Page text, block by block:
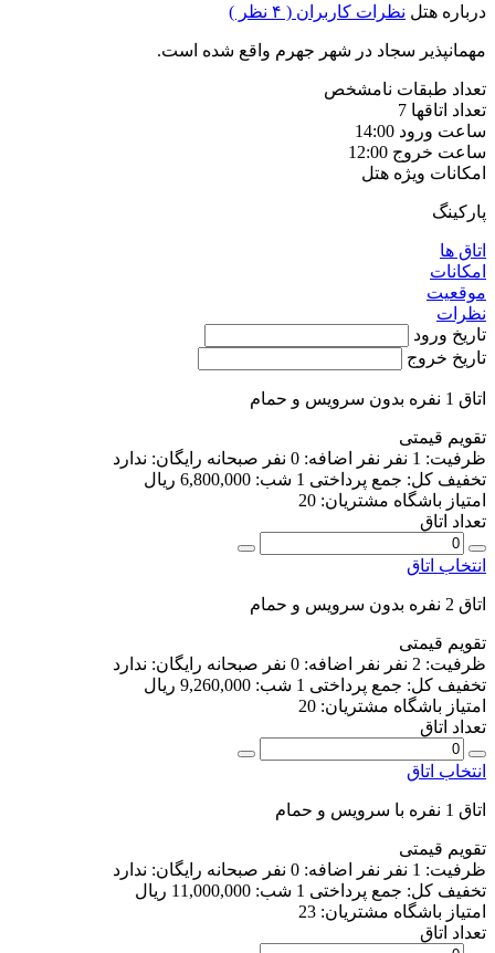
درباره هتل نظرات کاربران ( ۴ نظر )
مهمانپذیر سجاد در شهر جهرم واقع شده است.
تعداد طبقات نامشخص
تعداد اتاقها 7
ساعت ورود 14:00
ساعت خروج 12:00
امکانات ویژه هتل
پارکینگ
اتاق ها
امکانات
موقعیت
نظرات
تاریخ ورود
تاریخ خروج
اتاق 1 نفره بدون سرویس و حمام
تقویم قیمتی
ظرفیت: 1 نفر نفر اضافه: 0 نفر صبحانه رایگان: ندارد
تخفیف کل: جمع پرداختی 1 شب:
6,800,000 ریال
امتیاز باشگاه مشتریان: 20
تعداد اتاق
انتخاب اتاق
اتاق 2 نفره بدون سرویس و حمام
تقویم قیمتی
ظرفیت: 2 نفر نفر اضافه: 0 نفر صبحانه رایگان: ندارد
تخفیف کل: جمع پرداختی 1 شب:
9,260,000 ریال
امتیاز باشگاه مشتریان: 20
تعداد اتاق
انتخاب اتاق
اتاق 1 نفره با سرویس و حمام
تقویم قیمتی
ظرفیت: 1 نفر نفر اضافه: 0 نفر صبحانه رایگان: ندارد
تخفیف کل: جمع پرداختی 1 شب:
11,000,000 ریال
امتیاز باشگاه مشتریان: 23
تعداد اتاق